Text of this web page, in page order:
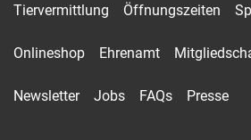
Tiervermittlung Öffnungszeiten
Onlineshop Ehrenamt
Newsletter Jobs FAQs Presse